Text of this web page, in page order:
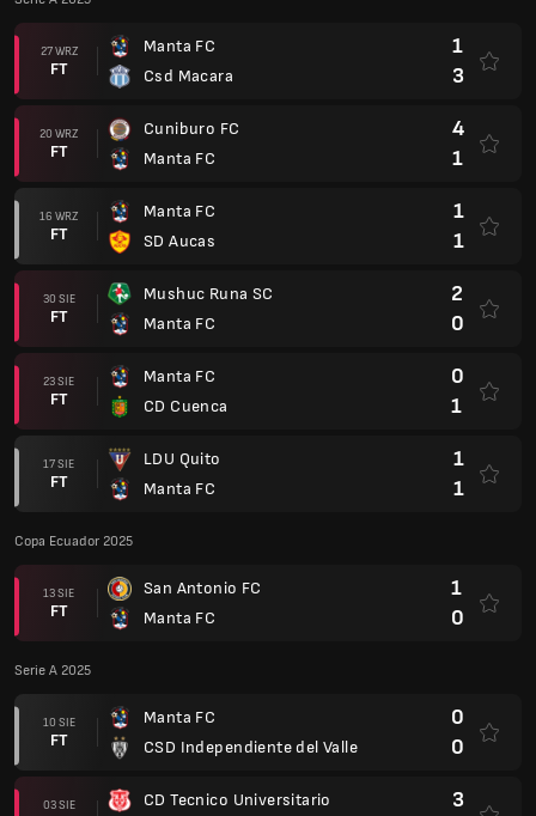
27 WRZ
FT
Manta FC
Csd Macara
1
3
20 WRZ
FT
Cuniburo FC
Manta FC
4
1
16 WRZ
FT
Manta FC
SD Aucas
1
1
30 SIE
FT
Mushuc Runa SC
Manta FC
2
0
23 SIE
FT
Manta FC
CD Cuenca
0
1
17 SIE
FT
LDU Quito
Manta FC
1
1
Copa Ecuador 2025
13 SIE
FT
San Antonio FC
Manta FC
1
0
Serie A 2025
10 SIE
FT
Manta FC
CSD Independiente del Valle
0
0
03 SIE
CD Tecnico Universitario
3